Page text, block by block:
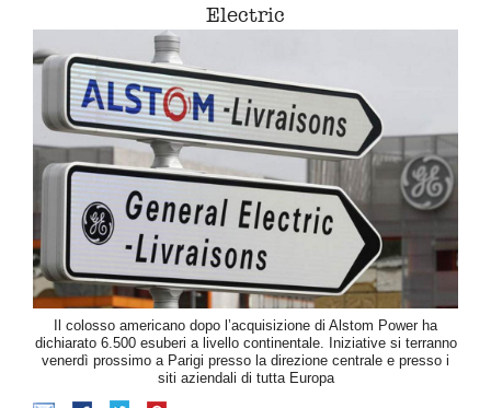
Electric
Il colosso americano dopo l’acquisizione di Alstom Power ha
dichiarato 6.500 esuberi a livello continentale. Iniziative si terranno
venerdì prossimo a Parigi presso la direzione centrale e presso i
siti aziendali di tutta Europa